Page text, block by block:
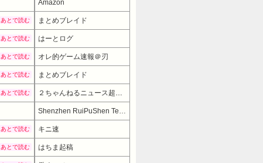
Amazon
あとで読む まとめブレイド
あとで読む はーとログ
あとで読む オレ的ゲーム速報＠刃
あとで読む まとめブレイド
あとで読む ２ちゃんねるニュース超速まとめ＋
Shenzhen RuiPuShen Technology Co.,Ltd.
あとで読む キニ速
あとで読む はちま起稿